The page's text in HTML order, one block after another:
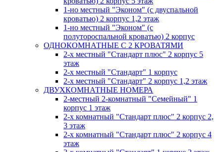
1-но местный "Эконом" (с двуспальной
кроватью) 2 корпус 1,2 этаж
1-но местный "Эконом" (с
полутороспальной кроватью) 2 корпус
ОДНОКОМНАТНЫЕ С 2 КРОВАТЯМИ
2-х местный "Стандарт плюс" 2 корпус 5
этаж
2-х местный "Стандарт" 1 корпус
2-х местный "Стандарт" 2 корпус 1,2 этаж
ДВУХКОМНАТНЫЕ НОМЕРА
2-местный 2-комнатный "Семейный" 1
корпус 1 этаж
2-х комнатный "Стандарт плюс" 2 корпус 2,
3 этаж
2-х комнатный "Стандарт плюс" 2 корпус 4
этаж